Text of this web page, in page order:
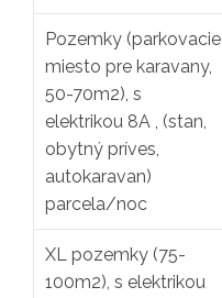
Pozemky (parkovacie
miesto pre karavany,
50-70m2), s
elektrikou 8A , (stan,
obytný príves,
autokaravan)
parcela/noc
XL pozemky (75-
100m2), s elektrikou